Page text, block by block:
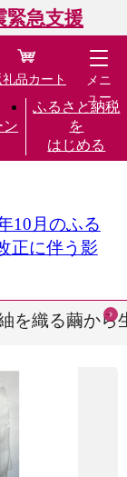
緊急支援
ン
ふるさと納税
を
はじめる
品カート
メニ
ュー
10月のふる
正に伴う影
を織る繭から